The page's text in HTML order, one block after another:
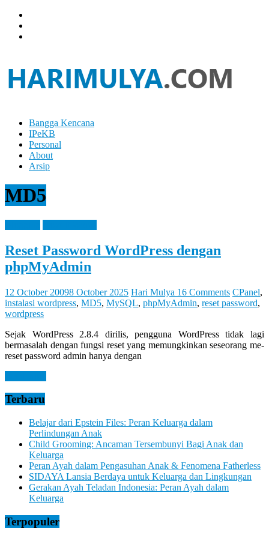
Skip
content
Hari
Mulya
Brain
Can
Analyze
Right
Brain
Let
Feel
It
Bangga Kencana
IPeKB
Personal
About
Arsip
MD5
Reset Password WordPress dengan
phpMyAdmin
12 October 20098 October 2025 Hari Mulya 16 Comments CPanel,
instalasi wordpress, MD5, MySQL, phpMyAdmin, reset password,
wordpress
Sejak WordPress 2.8.4 dirilis, pengguna WordPress tidak lagi
bermasalah dengan fungsi reset yang memungkinkan seseorang me-
reset password admin hanya dengan
Terbaru
Belajar dari Epstein Files: Peran Keluarga dalam
Perlindungan Anak
Child Grooming: Ancaman Tersembunyi Bagi Anak dan
Keluarga
Peran Ayah dalam Pengasuhan Anak & Fenomena Fatherless
SIDAYA Lansia Berdaya untuk Keluarga dan Lingkungan
Gerakan Ayah Teladan Indonesia: Peran Ayah dalam
Keluarga
Terpopuler